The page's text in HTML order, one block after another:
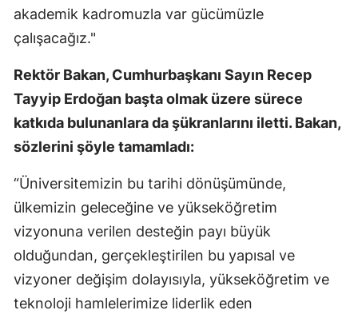
akademik kadromuzla var gücümüzle
çalışacağız."
Rektör Bakan, Cumhurbaşkanı Sayın Recep
Tayyip Erdoğan başta olmak üzere sürece
katkıda bulunanlara da şükranlarını iletti. Bakan,
sözlerini şöyle tamamladı:
“Üniversitemizin bu tarihi dönüşümünde,
ülkemizin geleceğine ve yükseköğretim
vizyonuna verilen desteğin payı büyük
olduğundan, gerçekleştirilen bu yapısal ve
vizyoner değişim dolayısıyla, yükseköğretim ve
teknoloji hamlelerimize liderlik eden